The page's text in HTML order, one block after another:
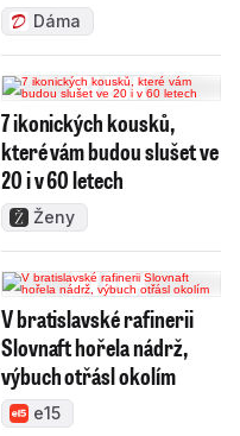
Dáma
7 ikonických kousků,
které vám budou slušet ve
20 i v 60 letech
Ženy
V bratislavské rafinerii
Slovnaft hořela nádrž,
výbuch otřásl okolím
e15